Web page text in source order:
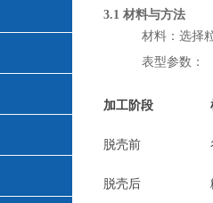
3.1 材料与方法
材料：选择
表型参数：
加工阶段
脱壳前
脱壳后